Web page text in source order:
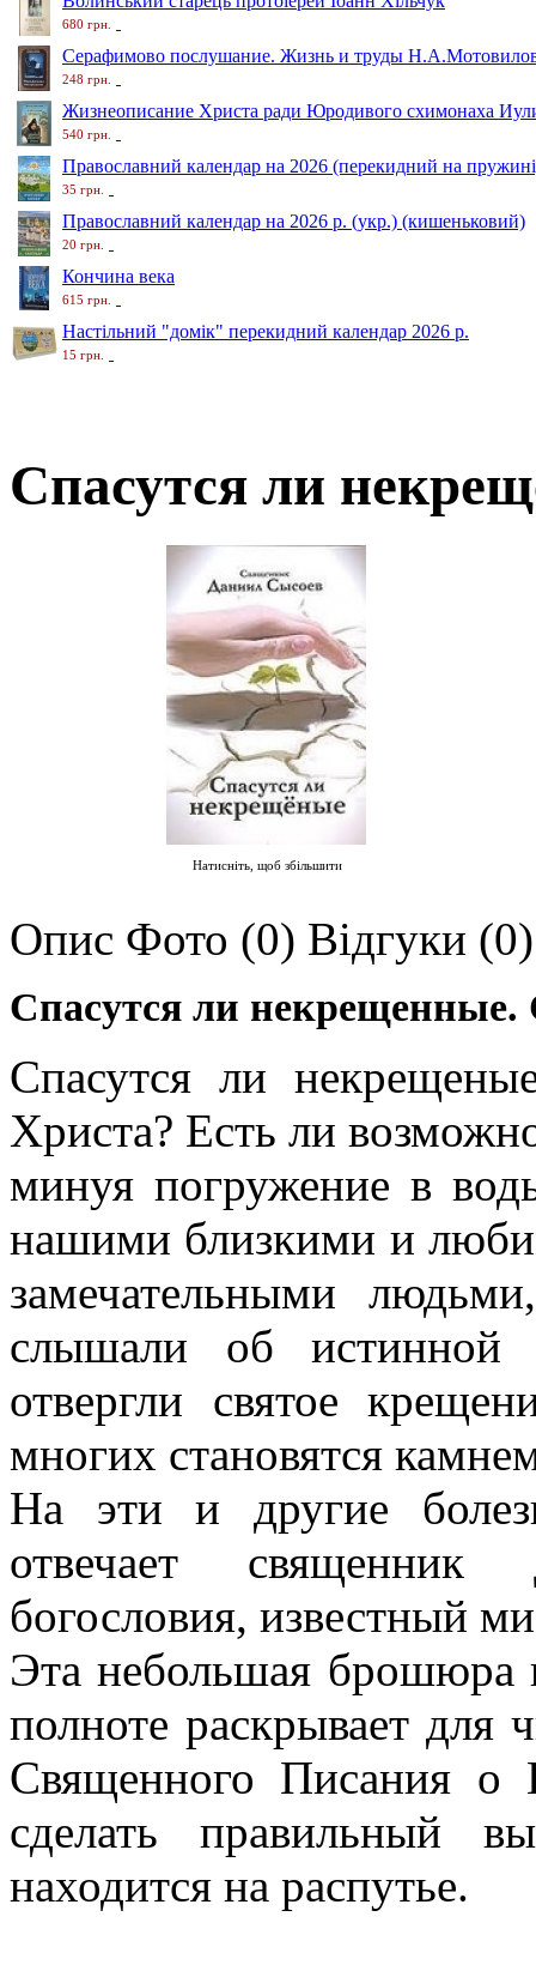
680 грн.
Серафимово послушание. Жизнь и труды
248 грн.
Жизнеописание Христа ради Юродивого схимонаха
540 грн.
Православний календар на 2026 (перекидний на
35 грн.
Православний календар на 2026 р. (укр.) (кишеньковий)
20 грн.
Кончина века
615 грн.
Настільний "домік" перекидний календар 2026 р.
15 грн.
Спасутся ли
Натисніть, щоб збільшити
Опис Фото (0) Відгуки (0)
Спасутся ли
Спасутся ли
Христа? Есть ли
минуя погружение в
нашими близкими и
замечательными
слышали об
отвергли святое
многих становятся
На эти и другие
отвечает
богословия, известный
Эта небольшая брошюра
полноте раскрывает для
Священного Писания о
сделать правильный
находится на распутье.